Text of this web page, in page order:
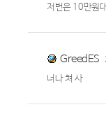
저번은 10만원
GreedES
너나 쳐 사